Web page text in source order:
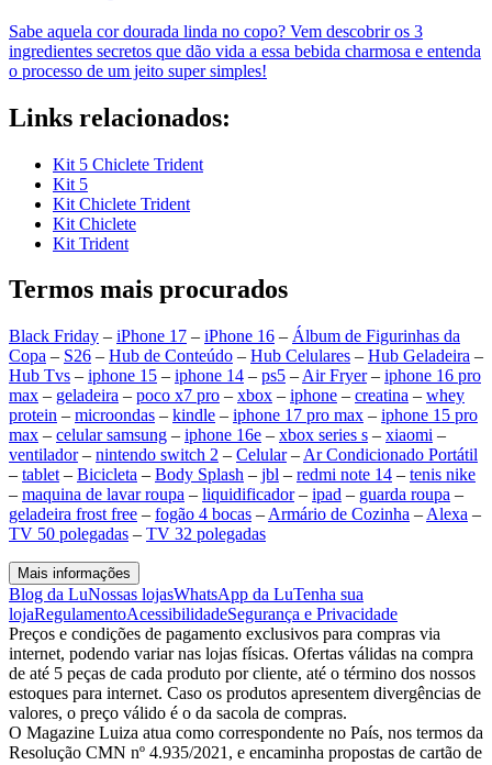
Sabe aquela cor dourada linda no copo? Vem descobrir os 3
ingredientes secretos que dão vida a essa bebida charmosa e entenda
o processo de um jeito super simples!
Links relacionados:
Kit 5 Chiclete Trident
Kit 5
Kit Chiclete Trident
Kit Chiclete
Kit Trident
Termos mais procurados
Black Friday – iPhone 17 – iPhone 16 – Álbum de Figurinhas da
Copa – S26 – Hub de Conteúdo – Hub Celulares – Hub Geladeira –
Hub Tvs – iphone 15 – iphone 14 – ps5 – Air Fryer– iphone 16 pro
max – geladeira – poco x7 pro – xbox – iphone – creatina – whey
protein – microondas – kindle – iphone 17 pro max – iphone 15 pro
max – celular samsung – iphone 16e – xbox series s – xiaomi –
ventilador– nintendo switch 2 – Celular– Ar Condicionado Portátil
– tablet – Bicicleta – Body Splash – jbl – redmi note 14 – tenis nike
– maquina de lavar roupa – liquidificador– ipad – guarda roupa –
geladeira frost free – fogão 4 bocas – Armário de Cozinha – Alexa –
TV 50 polegadas – TV 32 polegadas
Mais informações
Blog da LuNossas lojasWhatsApp da LuTenha sua
lojaRegulamentoAcessibilidadeSegurança e Privacidade
Preços e condições de pagamento exclusivos para compras via
internet, podendo variar nas lojas físicas. Ofertas válidas na compra
de até 5 peças de cada produto por cliente, até o término dos nossos
estoques para internet. Caso os produtos apresentem divergências de
valores, o preço válido é o da sacola de compras.
O Magazine Luiza atua como correspondente no País, nos termos da
Resolução CMN nº 4.935/2021, e encaminha propostas de cartão de